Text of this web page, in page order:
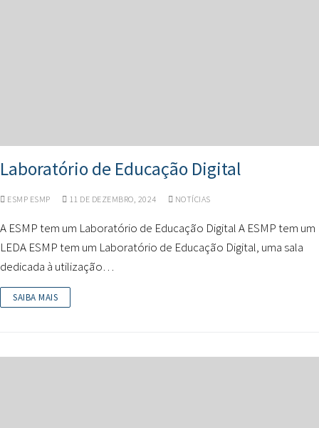
Laboratório de Educação Digital
ESMP ESMP 11 DE DEZEMBRO, 2024 NOTÍCIAS
A ESMP tem um Laboratório de Educação Digital A ESMP tem um
LEDA ESMP tem um Laboratório de Educação Digital, uma sala
dedicada à utilização…
SAIBA MAIS